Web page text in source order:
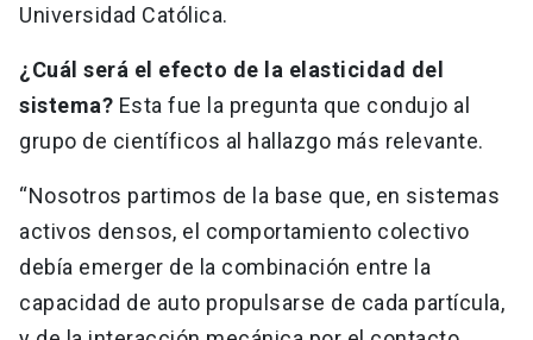
Universidad Católica.
¿Cuál será el efecto de la elasticidad del
sistema? Esta fue la pregunta que condujo al
grupo de científicos al hallazgo más relevante.
“Nosotros partimos de la base que, en sistemas
activos densos, el comportamiento colectivo
debía emerger de la combinación entre la
capacidad de auto propulsarse de cada partícula,